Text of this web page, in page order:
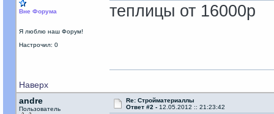
Вне Форума
Я люблю наш Форум!
Настрочил: 0
теплицы от 16000р
Наверх
andre
Пользователь
Re: Стройматериаллы
Ответ #2 - 12.05.2012 :: 21:23:42